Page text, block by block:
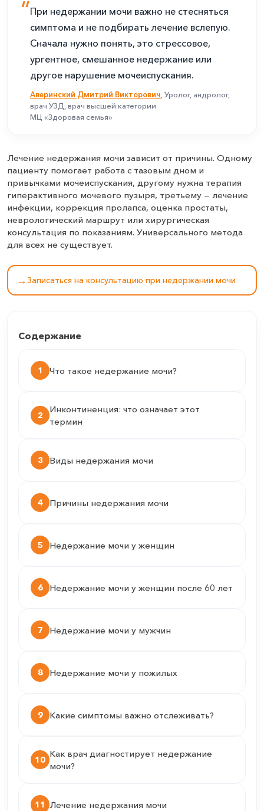
При недержании мочи важно не стесняться
симптома и не подбирать лечение вслепую.
Сначала нужно понять, это стрессовое,
ургентное, смешанное недержание или
другое нарушение мочеиспускания.
Аверинский Дмитрий Викторович , Уролог, андролог,
врач УЗД, врач высшей категории
МЦ «Здоровая семья»
Лечение недержания мочи зависит от причины. Одному
пациенту помогает работа с тазовым дном и
привычками мочеиспускания, другому нужна терапия
гиперактивного мочевого пузыря, третьему — лечение
инфекции, коррекция пролапса, оценка простаты,
неврологический маршрут или хирургическая
консультация по показаниям. Универсального метода
для всех не существует.
→Записаться на консультацию при недержании мочи
Содержание
1 Что такое недержание мочи?
2
Инконтиненция: что означает этот
термин
3 Виды недержания мочи
4 Причины недержания мочи
5 Недержание мочи у женщин
6 Недержание мочи у женщин после 60 лет
7 Недержание мочи у мужчин
8 Недержание мочи у пожилых
9 Какие симптомы важно отслеживать?
10
Как врач диагностирует недержание
мочи?
11 Лечение недержания мочи